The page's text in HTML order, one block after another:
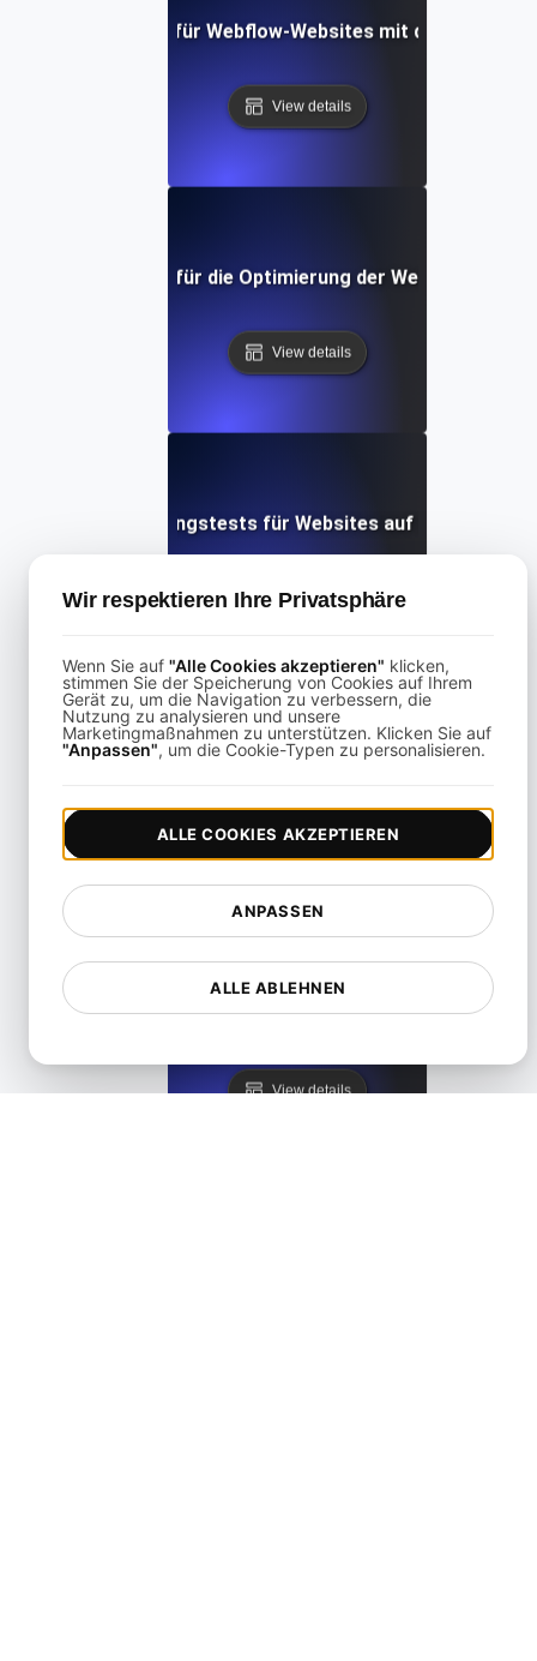
Tests für Webflow-Websites mit dynamischen
View details
Testing für die Optimierung der Website-
View details
Leistungstests für Websites auf Drupal
View details
View details
Leistungstests für WordPress-Blogs und Websites
View details
Wir respektieren Ihre Privatsphäre
Wenn Sie auf "Alle Cookies akzeptieren" klicken,
stimmen Sie der Speicherung von Cookies auf Ihrem
Gerät zu, um die Navigation zu verbessern, die
Nutzung zu analysieren und unsere
Marketingmaßnahmen zu unterstützen. Klicken Sie auf
"Anpassen", um die Cookie-Typen zu personalisieren.
ALLE ABLEHNEN
ANPASSEN
ALLE COOKIES AKZEPTIEREN